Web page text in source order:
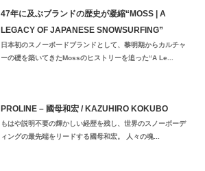
47年に及ぶブランドの歴史が凝縮“MOSS | A
LEGACY OF JAPANESE SNOWSURFING”
日本初のスノーボードブランドとして、黎明期からカルチャ
ーの礎を築いてきたMossのヒストリーを追った“A Le...
PROLINE – 國母和宏 / KAZUHIRO KOKUBO
もはや説明不要の輝かしい経歴を残し、世界のスノーボーデ
ィングの最先端をリードする國母和宏。 人々の魂...